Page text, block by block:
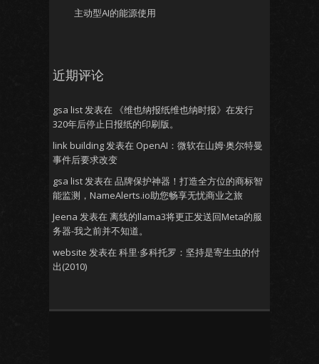
主动型AI的能源使用
近期评论
gsa list发表在
《维也纳报纸维也纳时报》在发行
320年后停止日报纸的印刷版。
link building发表在 OpenAI：微软在山姆·奥尔特曼
事件后要求改变
gsa list发表在 品牌保护神器！打造全方位的商标智
能监测，NameAlerts.io助您畅享无忧商业之旅
Jeena 发表在 离线的llama3将更正发送回Meta的服
务器-我之前并不知道。
website 发表在 科里·多科托罗：坚持是寄生虫的付
出(2010)